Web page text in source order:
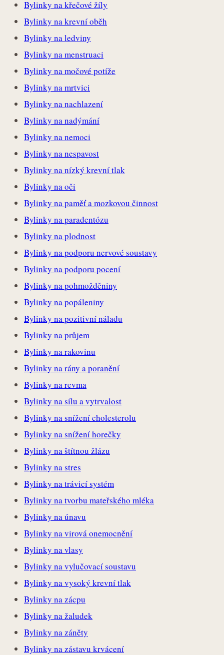
Bylinky na křečové žíly
Bylinky na krevní oběh
Bylinky na ledviny
Bylinky na menstruaci
Bylinky na močové potíže
Bylinky na mrtvici
Bylinky na nachlazení
Bylinky na nadýmání
Bylinky na nemoci
Bylinky na nespavost
Bylinky na nízký krevní tlak
Bylinky na oči
Bylinky na paměť a mozkovou činnost
Bylinky na paradentózu
Bylinky na plodnost
Bylinky na podporu nervové soustavy
Bylinky na podporu pocení
Bylinky na pohmožděniny
Bylinky na popáleniny
Bylinky na pozitivní náladu
Bylinky na průjem
Bylinky na rakovinu
Bylinky na rány a poranění
Bylinky na revma
Bylinky na sílu a vytrvalost
Bylinky na snížení cholesterolu
Bylinky na snížení horečky
Bylinky na štítnou žlázu
Bylinky na stres
Bylinky na trávicí systém
Bylinky na tvorbu mateřského mléka
Bylinky na únavu
Bylinky na virová onemocnění
Bylinky na vlasy
Bylinky na vylučovací soustavu
Bylinky na vysoký krevní tlak
Bylinky na zácpu
Bylinky na žaludek
Bylinky na záněty
Bylinky na zástavu krvácení